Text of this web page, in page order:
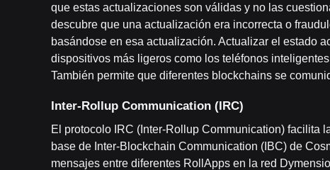
que estas actualizaciones son válidas y no las
descubre que una actualización era incorrecta o
basándose en esa actualización. Actualizar el estado
dispositivos más ligeros como los teléfonos
También permite que diferentes blockchains se
Inter-Rollup Communication (IRC)
El protocolo IRC (Inter-Rollup Communication) facilita
base de Inter-Blockchain Communication (IBC) de
mensajes entre diferentes RollApps en la red